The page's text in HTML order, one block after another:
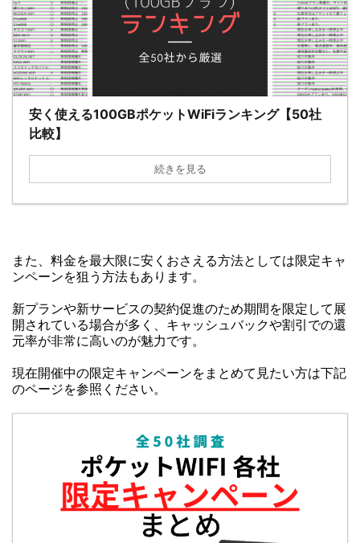
安く使える100GBポケットWiFiランキング【50社
比較】
続きを見る
また、料金を最大限に安くおさえる方法としては限定キャ
ンペーンを狙う方法もあります。
新プランや新サービスの契約促進のため期間を限定して展
開されている場合が多く、キャッシュバックや割引での還
元率が非常に高いのが魅力です。
現在開催中の限定キャンペーンをまとめて見たい方は下記
のページを参照ください。